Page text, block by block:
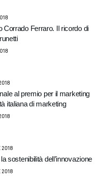
Corrado Ferraro. Il ricordo di
al premio per il marketing
italiana di marketing
2018
sostenibilità dell’innovazione
2018